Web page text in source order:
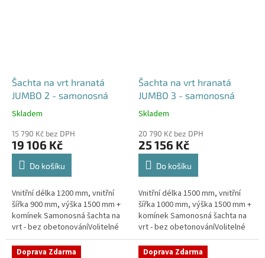
Šachta na vrt hranatá
JUMBO 2 - samonosná
Průměrné
produktu
je
5,0
hvězdiček.
Skladem
15 790 Kč bez DPH
19 106 Kč
Do košíku
Vnitřní délka 1200 mm, vnitřní
šířka 900 mm, výška 1500 mm +
komínek Samonosná šachta na
vrt - bez obetonováníVolitelné
průměry i pozice prostupů na
pažení vrtu, hadice i...
Šachta na vrt hranatá
JUMBO 3 - samonosná
Průměrné
produktu
je
5,0
hvězdiček.
Skladem
20 790 Kč bez DPH
25 156 Kč
Do košíku
Vnitřní délka 1500 mm, vnitřní
šířka 1000 mm, výška 1500 mm +
komínek Samonosná šachta na
vrt - bez obetonováníVolitelné
průměry i pozice prostupů na
pažení vrtu, hadice i...
Doprava Zdarma Doprava Zdarma